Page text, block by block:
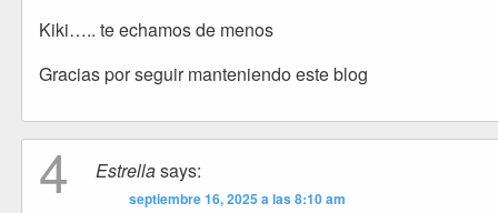
Kiki….. te echamos de menos
Gracias por seguir manteniendo este blog
4 Estrellasays:
septiembre 16, 2025 a las 8:10 am